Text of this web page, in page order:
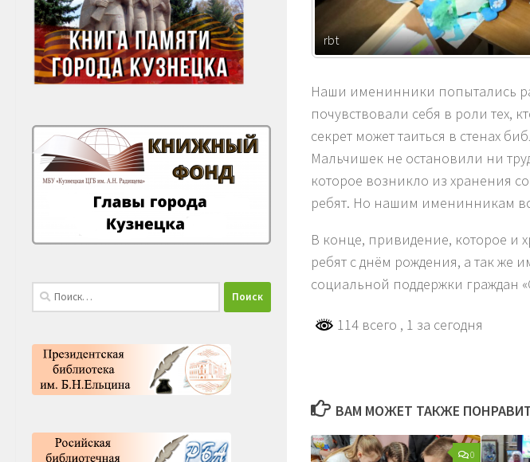
rbt
Наши именинники попытались
почувствовали себя в роли тех,
секрет может таиться в стенах
Мальчишек не остановили ни
которое возникло из хранения
ребят. Но нашим именинникам
В конце, привидение, которое и
ребят с днём рождения, а так же
социальной поддержки граждан
114 всего , 1 за сегодня
ВАМ МОЖЕТ ТАКЖЕ
0
Найти: